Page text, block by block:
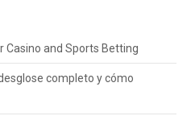
Casino and Sports Betting
completo y cómo